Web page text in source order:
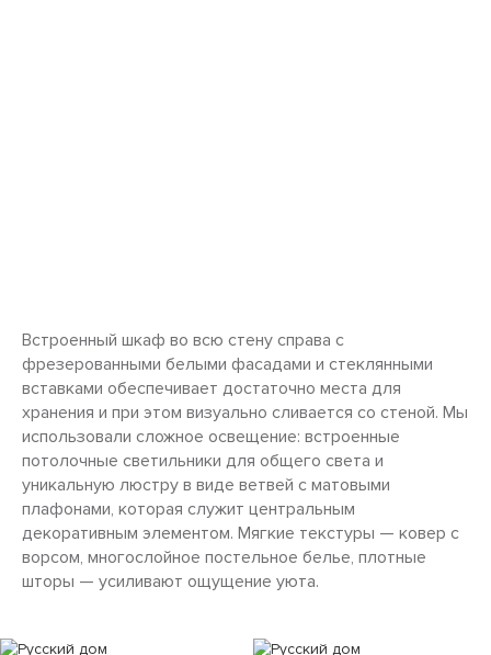
Встроенный шкаф во всю стену справа с
фрезерованными белыми фасадами и стеклянными
вставками обеспечивает достаточно места для
хранения и при этом визуально сливается со стеной. Мы
использовали сложное освещение: встроенные
потолочные светильники для общего света и
уникальную люстру в виде ветвей с матовыми
плафонами, которая служит центральным
декоративным элементом. Мягкие текстуры — ковер с
ворсом, многослойное постельное белье, плотные
шторы — усиливают ощущение уюта.